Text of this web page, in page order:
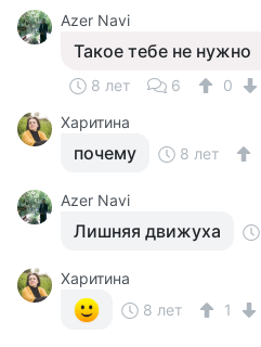
Azer Navi
Такое тебе не нужно
8 лет 6
0
Харитина
почему 8 лет
Azer Navi
Лишняя движуха
Харитина
8 лет
1